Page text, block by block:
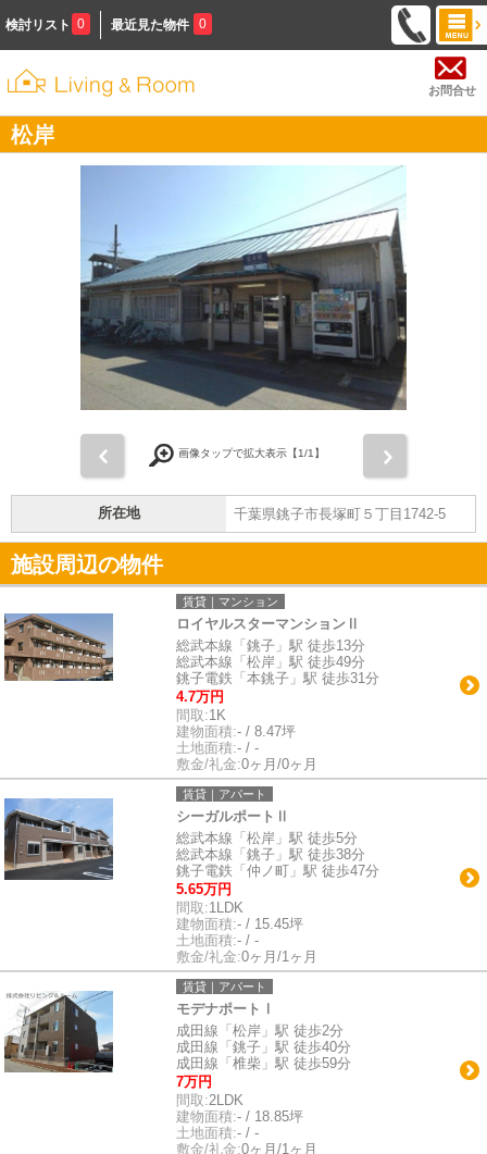
検討リスト 0 最近見た物件 0
お問合せ
松岸
画像タップで拡大表示【1/1】
所在地 千葉県銚子市長塚町５丁目1742-5
施設周辺の物件
賃貸｜マンション
ロイヤルスターマンションⅡ
総武本線「銚子」駅 徒歩13分
総武本線「松岸」駅 徒歩49分
銚子電鉄「本銚子」駅 徒歩31分
4.7万円
間取:1K
建物面積:- / 8.47坪
土地面積:- / -
敷金/礼金:0ヶ月/0ヶ月
賃貸｜アパート
シーガルポートⅡ
総武本線「松岸」駅 徒歩5分
総武本線「銚子」駅 徒歩38分
銚子電鉄「仲ノ町」駅 徒歩47分
5.65万円
間取:1LDK
建物面積:- / 15.45坪
土地面積:- / -
敷金/礼金:0ヶ月/1ヶ月
賃貸｜アパート
モデナポートⅠ
成田線「松岸」駅 徒歩2分
成田線「銚子」駅 徒歩40分
成田線「椎柴」駅 徒歩59分
7万円
間取:2LDK
建物面積:- / 18.85坪
土地面積:- / -
敷金/礼金:0ヶ月/1ヶ月